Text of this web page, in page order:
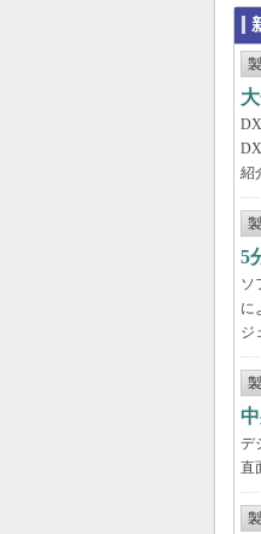
紹
5
ソ
に
ジ
デ
直